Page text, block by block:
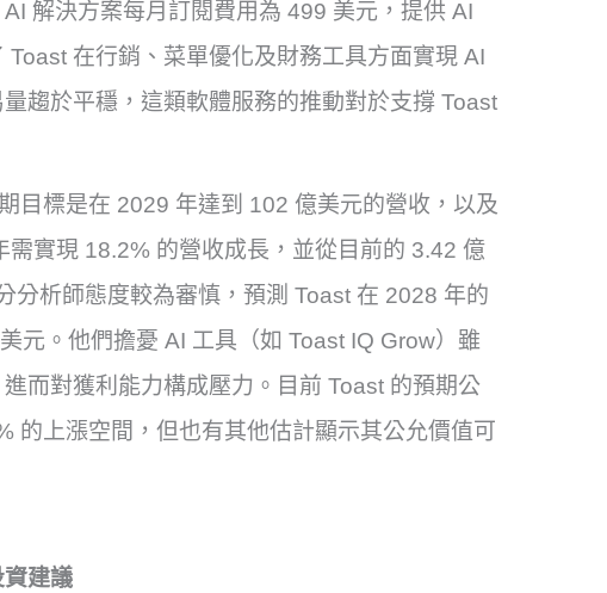
解決方案每月訂閱費用為 499 美元，提供 AI
在行銷、菜單優化及財務工具方面實現 AI
趨於平穩，這類軟體服務的推動對於支撐 Toast
目標是在 2029 年達到 102 億美元的營收，以及
實現 18.2% 的營收成長，並從目前的 3.42 億
分析師態度較為審慎，預測 Toast 在 2028 年的
元。他們擔憂 AI 工具（如 Toast IQ Grow）雖
而對獲利能力構成壓力。目前 Toast 的預期公
的上漲空間，但也有其他估計顯示其公允價值可
建議